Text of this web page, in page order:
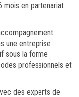
mois en partenariat
une entreprise
sous la forme
professionnels et
des experts de